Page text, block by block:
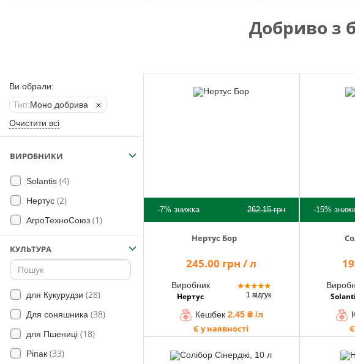
Помічник
0 800 203
302
Безкоштовно
по Україні
+38 (096) 733
+38 (066) 733
733 0
+38 (093) 733
733 0
info@hectare.ua
Добриво з
Ви обрали:
Тип:Моно добрива
Очистити всі
ВИРОБНИКИ
Solantis (4)
Нертус (2)
АгроТехноСоюз (1)
КУЛЬТУРА
для Кукурудзи (28)
Для соняшника (38)
для Пшениці (18)
Ріпак (33)
-7% знижка 262.15грн
Нертус Бор
245.00 грн / л
Виробник
Нертус
★★★★★
1 відгук
Кешбек 2.45 ₴ /л
Є у наявності
-15%